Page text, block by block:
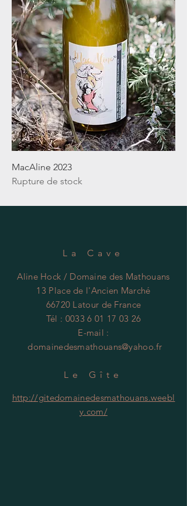
MacAline 2023
Rupture de stock
La Cave
Aline Hock / Domaine des Mathouans
13 Place de l'Ancien Marché
66720 Latour de France
Tél : 0033 6 01 17 03 26
E-mail :
domainedesmathouans@yahoo.fr
Le Gîte
http://gitedomainedesmathouans.weebl
y.com/